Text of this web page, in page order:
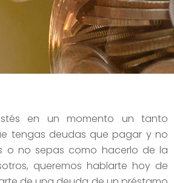
en un momento un tanto
tengas deudas que pagar y no
o no sepas como hacerlo de la
queremos hablarte hoy de